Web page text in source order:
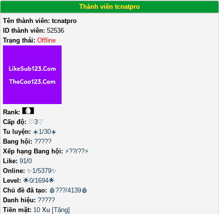
Thành viên tcnatpro
Tên thành viên: tcnatpro
ID thành viên: 52536
Trạng thái: Offline
Rank:
Cấp độ: ♡3♡
Tu luyện: ☀️1/30☀️
Bang hội: ?????
Xếp hạng Bang hội: ⚡??/??⚡
Like: 91/0
Online: ✨1/5379✨
Level: 🌟0/1694🌟
Chủ đề đã tạo: 🩸???/4139🩸
Danh hiệu: ?????
Tiền mặt: 10 Xu [Tặng]